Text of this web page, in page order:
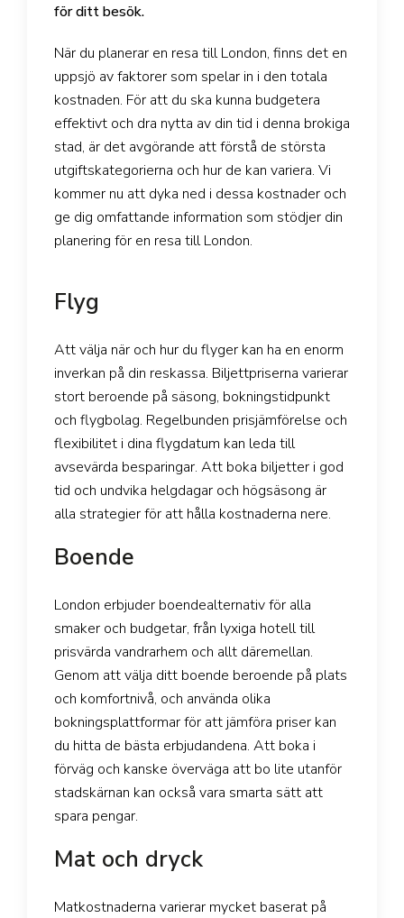
för ditt besök.
När du planerar en resa till London, finns det en
uppsjö av faktorer som spelar in i den totala
kostnaden. För att du ska kunna budgetera
effektivt och dra nytta av din tid i denna brokiga
stad, är det avgörande att förstå de största
utgiftskategorierna och hur de kan variera. Vi
kommer nu att dyka ned i dessa kostnader och
ge dig omfattande information som stödjer din
planering för en resa till London.
Flyg
Att välja när och hur du flyger kan ha en enorm
inverkan på din reskassa. Biljettpriserna varierar
stort beroende på säsong, bokningstidpunkt
och flygbolag. Regelbunden prisjämförelse och
flexibilitet i dina flygdatum kan leda till
avsevärda besparingar. Att boka biljetter i god
tid och undvika helgdagar och högsäsong är
alla strategier för att hålla kostnaderna nere.
Boende
London erbjuder boendealternativ för alla
smaker och budgetar, från lyxiga hotell till
prisvärda vandrarhem och allt däremellan.
Genom att välja ditt boende beroende på plats
och komfortnivå, och använda olika
bokningsplattformar för att jämföra priser kan
du hitta de bästa erbjudandena. Att boka i
förväg och kanske överväga att bo lite utanför
stadskärnan kan också vara smarta sätt att
spara pengar.
Mat och dryck
Matkostnaderna varierar mycket baserat på